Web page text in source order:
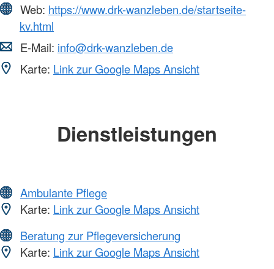
Web: https://www.drk-wanzleben.de/startseite-
kv.html
E-Mail: info@drk-wanzleben.de
Karte: Link zur Google Maps Ansicht
Dienstleistungen
Ambulante Pflege
Karte: Link zur Google Maps Ansicht
Beratung zur Pflegeversicherung
Karte: Link zur Google Maps Ansicht